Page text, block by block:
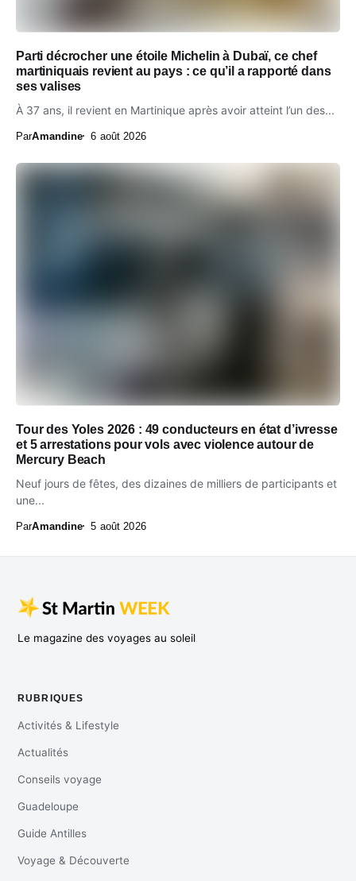
Parti décrocher une étoile Michelin à Dubaï, ce chef
martiniquais revient au pays : ce qu’il a rapporté dans
ses valises
À 37 ans, il revient en Martinique après avoir atteint l’un des...
ParAmandine 6 août 2026
Tour des Yoles 2026 : 49 conducteurs en état d’ivresse
et 5 arrestations pour vols avec violence autour de
Mercury Beach
Neuf jours de fêtes, des dizaines de milliers de participants et
une...
ParAmandine 5 août 2026
Le magazine des voyages au soleil
RUBRIQUES
Activités & Lifestyle
Actualités
Conseils voyage
Guadeloupe
Guide Antilles
Voyage & Découverte